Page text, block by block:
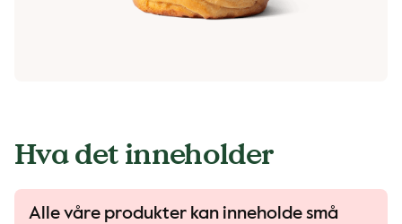
Hva det inneholder
Alle våre produkter kan inneholde små